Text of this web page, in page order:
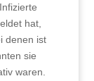
hat,
denen ist
sie
waren.